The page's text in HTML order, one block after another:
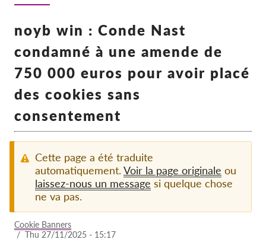
Projets
Reports & Resources
Exercise your rights!
Soutenez-nous !
Adhésion
Dons
noyb win : Conde Nast
condamné à une amende de
750 000 euros pour avoir placé
des cookies sans
consentement
Cette page a été traduite
automatiquement. Voir la page originale ou
laissez-nous un message si quelque chose
ne va pas.
Cookie Banners
/ Thu 27/11/2025 - 15:17